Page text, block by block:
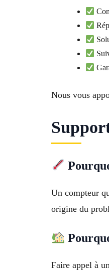
Nous vous
Un compteur
origine du
Faire appel à